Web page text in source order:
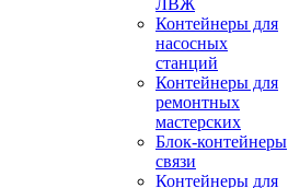
ЛВЖ
Контейнеры для
насосных
станций
Контейнеры для
ремонтных
мастерских
Блок-контейнеры
связи
Контейнеры для